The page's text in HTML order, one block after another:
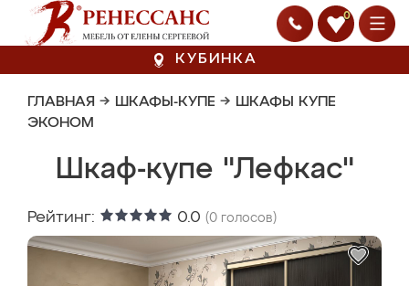
0
КУБИНКА
ГЛАВНАЯ → ШКАФЫ-КУПЕ → ШКАФЫ КУПЕ
ЭКОНОМ
Шкаф-купе "Лефкас"
Рейтинг: 0.0 (0 голосов)